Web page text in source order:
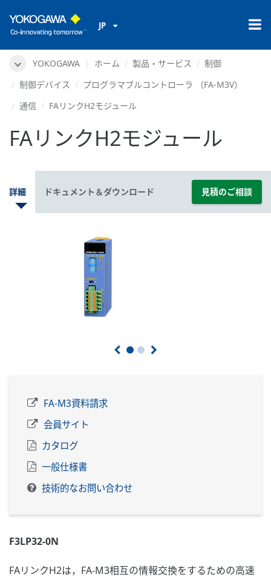
JP
YOKOGAWA ホーム 製品・サービス
制御
制御デバイス
プログラマブルコントローラ （FA-M3V）
通信
FAリンクH2モジュール
FAリンクH2モジュール
詳細 ドキュメント＆ダウンロード 見積のご相談
FA-M3資料請求
会員サイト
カタログ
一般仕様書
技術的なお問い合わせ
F3LP32-0N
FAリンクH2は，FA-M3相互の情報交換をするための高速